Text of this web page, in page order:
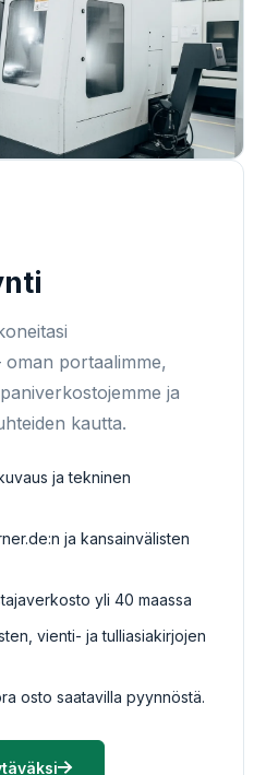
portaalimme,
ja
kautta.
ja tekninen
ja kansainvälisten
yli 40 maassa
vienti- ja tulliasiakirjojen
osto saatavilla pyynnöstä.